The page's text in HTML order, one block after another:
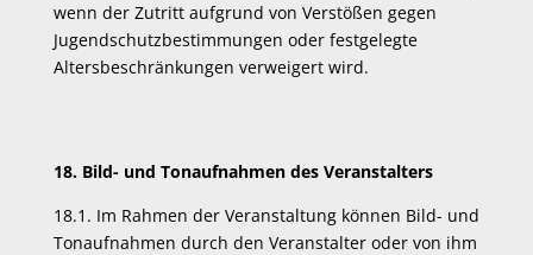
wenn der Zutritt aufgrund von Verstößen gegen
Jugendschutzbestimmungen oder festgelegte
Altersbeschränkungen verweigert wird.
18. Bild- und Tonaufnahmen des Veranstalters
18.1. Im Rahmen der Veranstaltung können Bild- und
Tonaufnahmen durch den Veranstalter oder von ihm